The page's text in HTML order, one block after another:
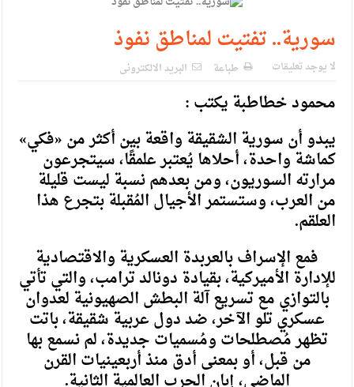
سورية.. تفتيت لمناطق نفوذ
لا يوجد تعليقات طباعة البريد الالكترونى
محمود خطاطبة يكتب :
يبدو أن سورية الشقيقة واقعة بين أكثر من «فكي»
كماشة واحدة، أحلاها يُعتبر علمقًا، سيتجرعون
مرارته السوريون، ومن بعدهم نسبة ليست قليلة
من العرب، وستستمر الأجيال المُقبلة بتجرع هذا
العلقم.
فمع الإسراف بالعربدة العسكرية والاقتصادية
للإدارة الأميركية، بقيادة دونالد ترامب، والتي تأتي
بالتوازي مع تسريع آلة البطش الصهيونية لعدوان
عسكري تلو الآخر، ضد دول عربية شقيقة، باتت
تظهر مُصطلحات ومُسميات جديدة، لم نسمع بها
من قبل، أو بمعنى أدق منذ أربعينيات القرن